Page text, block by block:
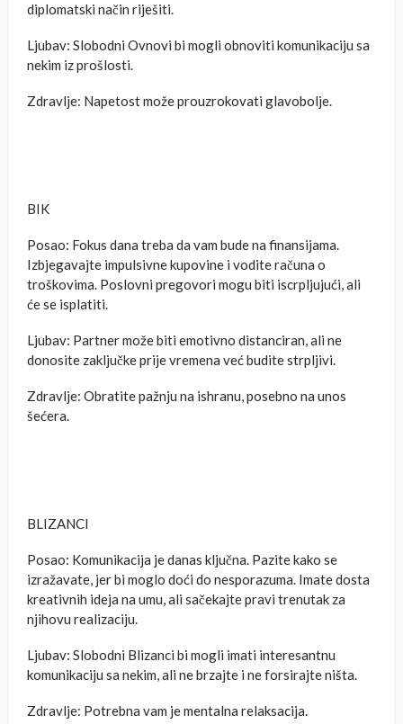
diplomatski način riješiti.
Ljubav: Slobodni Ovnovi bi mogli obnoviti komunikaciju sa
nekim iz prošlosti.
Zdravlje: Napetost može prouzrokovati glavobolje.
BIK
Posao: Fokus dana treba da vam bude na finansijama.
Izbjegavajte impulsivne kupovine i vodite računa o
troškovima. Poslovni pregovori mogu biti iscrpljujući, ali
će se isplatiti.
Ljubav: Partner može biti emotivno distanciran, ali ne
donosite zaključke prije vremena već budite strpljivi.
Zdravlje: Obratite pažnju na ishranu, posebno na unos
šećera.
BLIZANCI
Posao: Komunikacija je danas ključna. Pazite kako se
izražavate, jer bi moglo doći do nesporazuma. Imate dosta
kreativnih ideja na umu, ali sačekajte pravi trenutak za
njihovu realizaciju.
Ljubav: Slobodni Blizanci bi mogli imati interesantnu
komunikaciju sa nekim, ali ne brzajte i ne forsirajte ništa.
Zdravlje: Potrebna vam je mentalna relaksacija.